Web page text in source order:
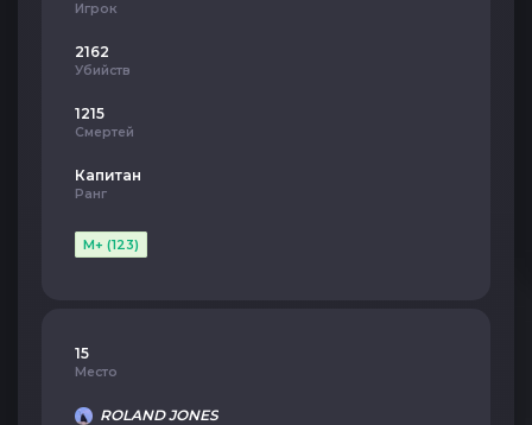
Игрок
2162
Убийств
1215
Смертей
Капитан
Ранг
M+ (123)
15
Место
ROLAND JONES